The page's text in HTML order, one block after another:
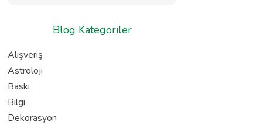
Blog Kategoriler
Alışveriş
Astroloji
Baskı
Bilgi
Dekorasyon